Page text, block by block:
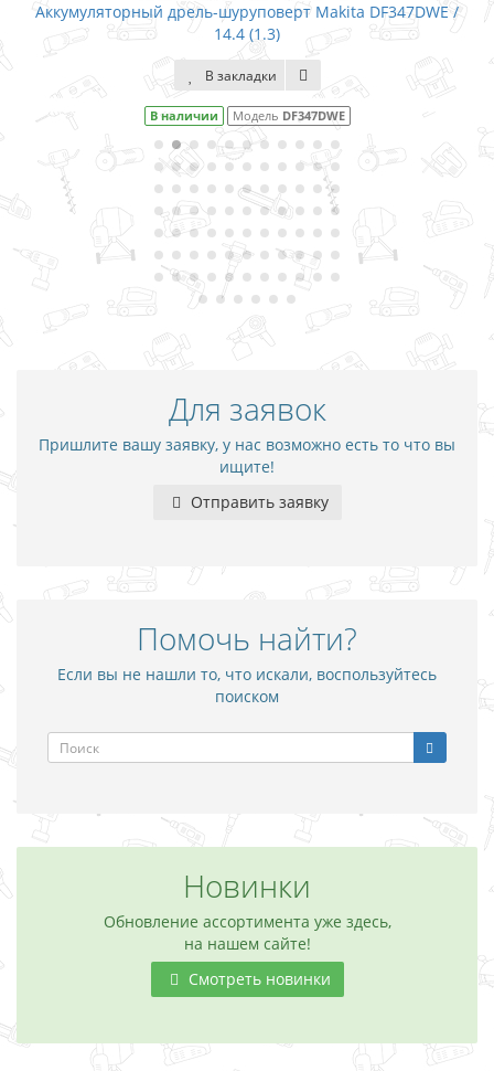
Аккумуляторный дрель-шуруповерт Makita DF347DWE /
14.4 (1.3)
В закладки
В наличии Модель DF347DWE
Для заявок
Пришлите вашу заявку, у нас возможно есть то что вы
ищите!
Отправить заявку
Помочь найти?
Если вы не нашли то, что искали, воспользуйтесь
поиском
Новинки
Обновление ассортимента уже здесь,
на нашем сайте!
Смотреть новинки